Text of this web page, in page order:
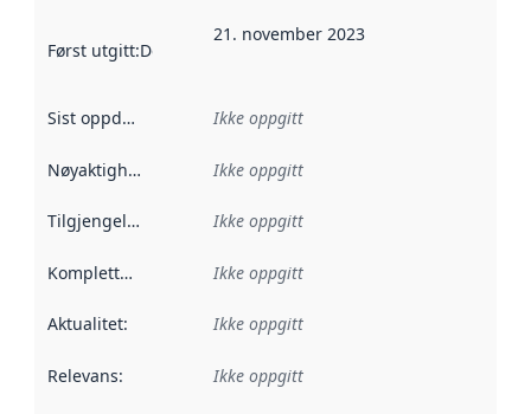
Først utgitt:Denne datoen sier når dataene i dette
21. november 2023
Sist oppdatert Ikke oppgitt
Nøyaktighet Ikke oppgitt
Tilgjengelighet Ikke oppgitt
Kompletthet Ikke oppgitt
Aktualitet: Ikke oppgitt
Relevans: Ikke oppgitt